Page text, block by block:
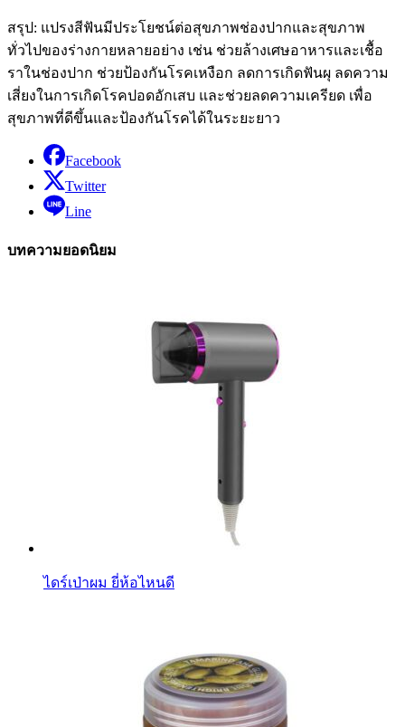
สรุป: แปรงสีฟันมีประโยชน์ต่อสุขภาพช่องปากและสุขภาพ
ทั่วไปของร่างกายหลายอย่าง เช่น ช่วยล้างเศษอาหารและเชื้อ
ราในช่องปาก ช่วยป้องกันโรคเหงือก ลดการเกิดฟันผุ ลดความ
เสี่ยงในการเกิดโรคปอดอักเสบ และช่วยลดความเครียด เพื่อ
สุขภาพที่ดีขึ้นและป้องกันโรคได้ในระยะยาว
Facebook
Twitter
Line
บทความยอดนิยม
ไดร์เป่าผม ยี่ห้อไหนดี